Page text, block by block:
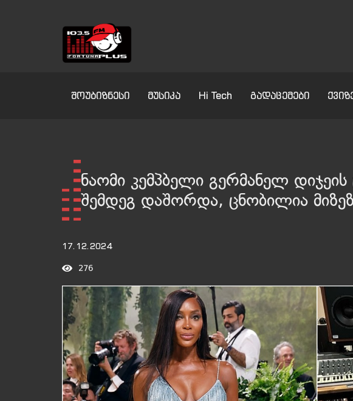
შოუბიზნესი მუსიკა Hi Tech გადაცემები
ნაომი კემპბელი გერმანელ
შემდეგ დაშორდა, ცნობილია
17.12.2024
276